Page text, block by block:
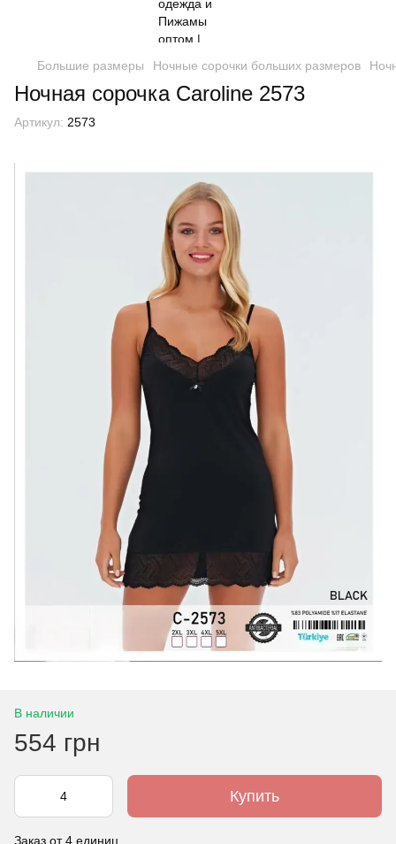
Большие размеры Ночные сорочки больших размеров
Ночная сорочка Caroline 2573
Артикул: 2573
В наличии
554 грн
Купить
Заказ от 4 единиц